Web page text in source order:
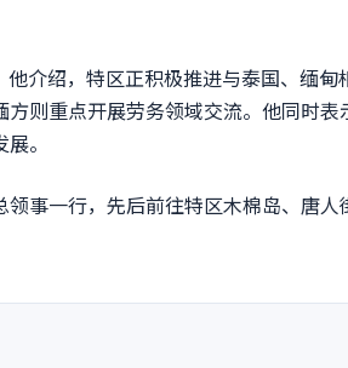
绍，特区正积极推进与泰国、缅甸
则重点开展劳务领域交流。他同时
。
一行，先后前往特区木棉岛、唐人